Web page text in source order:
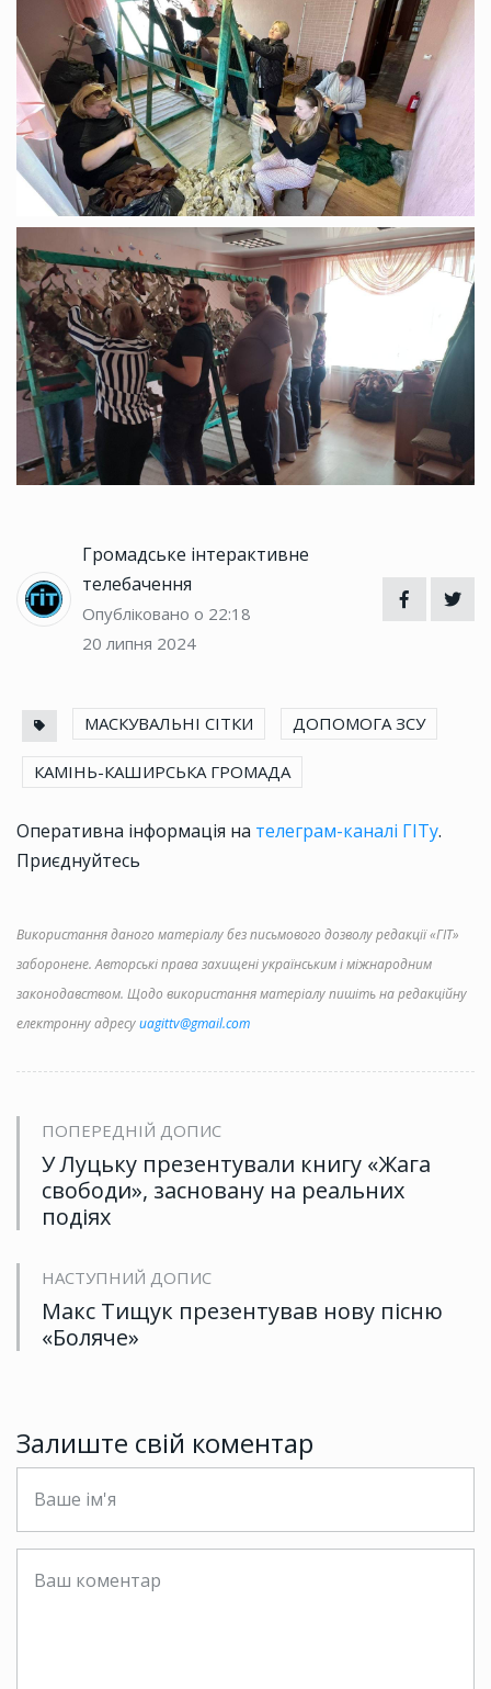
Громадське інтерактивне
телебачення
Опубліковано о 22:18
20 липня 2024
МАСКУВАЛЬНІ СІТКИ ДОПОМОГА ЗСУ
КАМІНЬ-КАШИРСЬКА ГРОМАДА
Оперативна інформація на телеграм-каналі ГІТу.
Приєднуйтесь
Використання даного матеріалу без письмового дозволу редакції «ГІТ»
заборонене. Авторські права захищені українським і міжнародним
законодавством. Щодо використання матеріалу пишіть на редакційну
електронну адресуuagittv@gmail.com
ПОПЕРЕДНІЙ ДОПИС
У Луцьку презентували книгу «Жага
свободи», засновану на реальних
подіях
НАСТУПНИЙ ДОПИС
Макс Тищук презентував нову пісню
«Боляче»
Залиште свій коментар